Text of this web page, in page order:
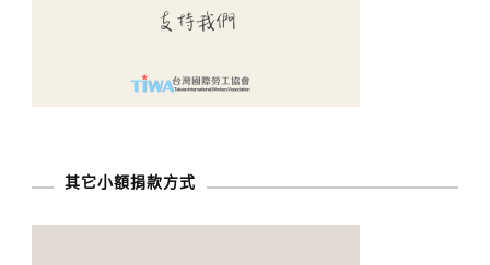
其它小額捐款方式